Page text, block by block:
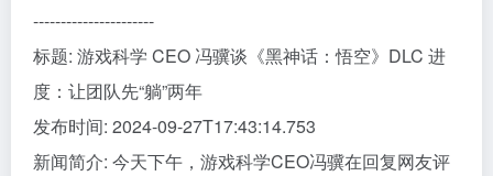
----------------------
标题: 游戏科学 CEO 冯骥谈《黑神话：悟空》DLC 进
度：让团队先“躺”两年
发布时间: 2024-09-27T17:43:14.753
新闻简介: 今天下午，游戏科学CEO冯骥在回复网友评